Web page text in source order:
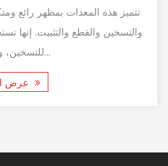
تتميز هذه المعدات
للتسخين، وتقوم ت...